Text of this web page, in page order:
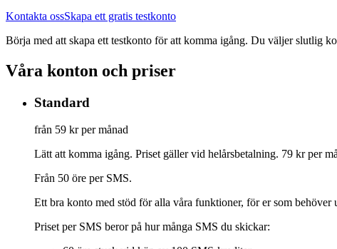
Kontakta ossSkapa ett gratis testkonto
Börja med att skapa ett testkonto för att komma igång. Du väljer slutlig
Våra konton och priser
Standard
från 59 kr per månad
Lätt att komma igång. Priset gäller vid helårsbetalning. 79 kr per
Från 50 öre per SMS.
Ett bra konto med stöd för alla våra funktioner, för er som behöver
Priset per SMS beror på hur många SMS du skickar: